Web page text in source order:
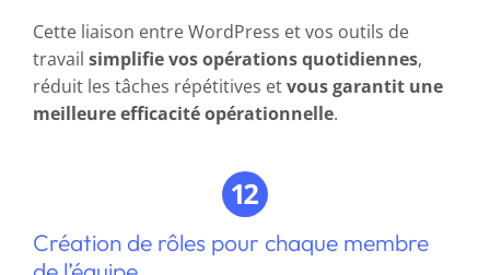
Cette liaison entre WordPress et vos outils de
travail simplifie vos opérations quotidiennes,
réduit les tâches répétitives etvous garantit une
meilleure efficacité opérationnelle.
Création de rôles pour chaque membre